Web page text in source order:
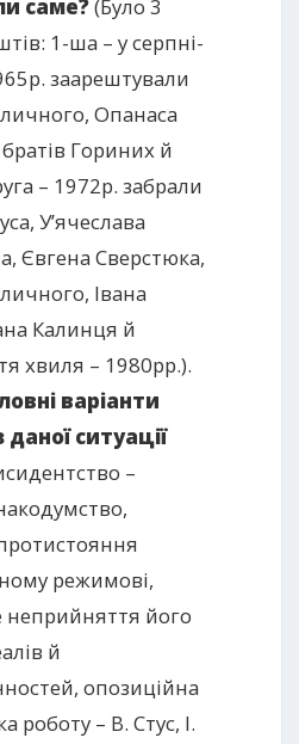
саме?(Було 3
1-ша – у серпні-
заарештували
Опанаса
Гориних й
– 1972р. забрали
У’ячеслава
Євгена Сверстюка,
Івана
Калинця й
хвиля – 1980рр.).
варіанти
даної ситуації
–
режимові,
неприйняття його
й
опозиційна
роботу – В. Стус, І.